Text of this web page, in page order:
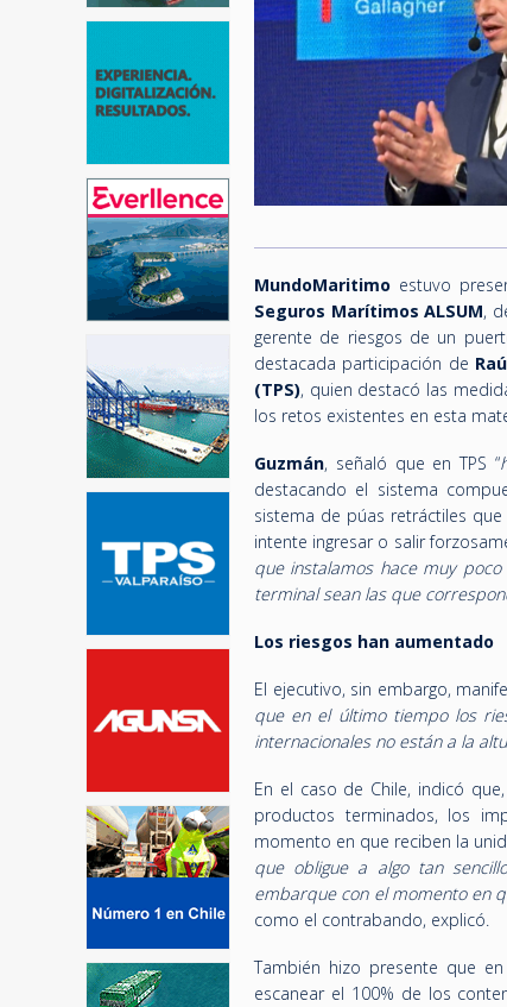
MundoMaritimo estuvo
Seguros Marítimos ALSUM,
gerente de riesgos de un
destacada participación de
(TPS), quien destacó las
los retos existentes en esta
Guzmán, señaló que en TPS “
destacando el sistema
sistema de púas retráctiles
intente ingresar o salir
que instalamos hace muy
terminal sean las que
Los riesgos han aumentado
El ejecutivo, sin embargo,
que en el último tiempo los
internacionales no están a la
En el caso de Chile, indicó
productos terminados, los
momento en que reciben la
que obligue a algo tan
embarque con el momento en
como el contrabando, explicó.
También hizo presente que
escanear el 100% de los